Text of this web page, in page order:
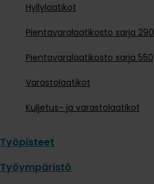
Hyllylaatikot
Pientavaralaatikosto sarja 290
Pientavaralaatikosto sarja 550
Varastolaatikot
Kuljetus- ja varastolaatikot
Työpisteet
Työympäristö